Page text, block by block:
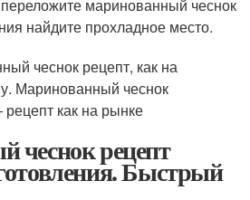
маринованный чеснок
найдите прохладное место.
чеснок рецепт
Быстрый